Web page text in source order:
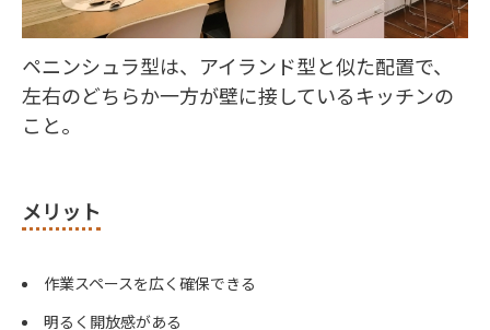
ペニンシュラ型は、アイランド型と似た配置で、
左右のどちらか一方が壁に接しているキッチンの
こと。
メリット
作業スペースを広く確保できる
明るく開放感がある